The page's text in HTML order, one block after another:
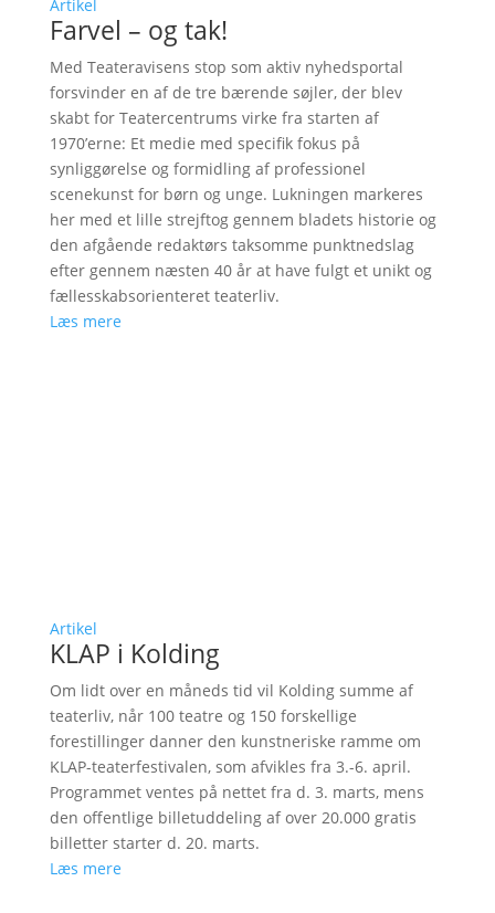
Artikel
Farvel – og tak!
Med Teateravisens stop som aktiv nyhedsportal
forsvinder en af de tre bærende søjler, der blev
skabt for Teatercentrums virke fra starten af
1970’erne: Et medie med specifik fokus på
synliggørelse og formidling af professionel
scenekunst for børn og unge. Lukningen markeres
her med et lille strejftog gennem bladets historie og
den afgående redaktørs taksomme punktnedslag
efter gennem næsten 40 år at have fulgt et unikt og
fællesskabsorienteret teaterliv.
Læs mere
Artikel
KLAP i Kolding
Om lidt over en måneds tid vil Kolding summe af
teaterliv, når 100 teatre og 150 forskellige
forestillinger danner den kunstneriske ramme om
KLAP-teaterfestivalen, som afvikles fra 3.-6. april.
Programmet ventes på nettet fra d. 3. marts, mens
den offentlige billetuddeling af over 20.000 gratis
billetter starter d. 20. marts.
Læs mere